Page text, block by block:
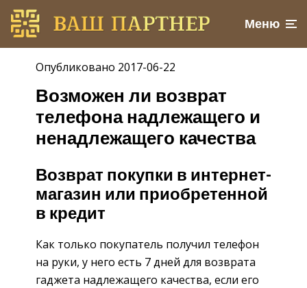
Меню
Опубликовано 2017-06-22
Возможен ли возврат
телефона надлежащего и
ненадлежащего качества
Возврат покупки в интернет-
магазин или приобретенной
в кредит
Как только покупатель получил телефон
на руки, у него есть 7 дней для возврата
гаджета надлежащего качества, если его